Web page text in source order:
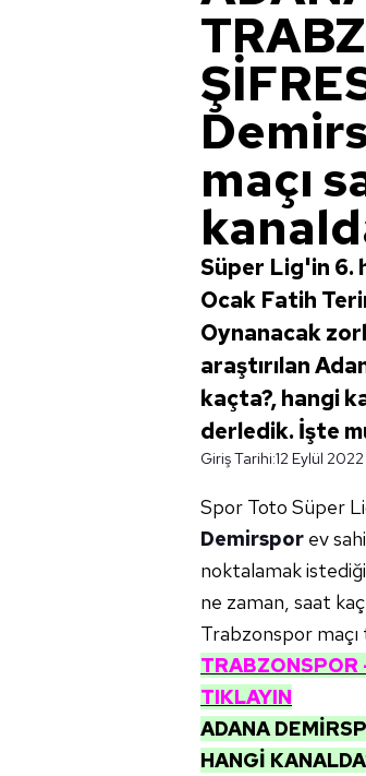
maçı
Süper Lig'in 6.
Ocak Fatih
Oynanacak
araştırılan
kaçta?, hangi
derledik. İşte
Giriş Tarihi:12 Eylül
Spor Toto Süper
Demirspor ev
noktalamak
ne zaman, saat
Trabzonspor maçı
TRABZONSPOR
TIKLAYIN
ADANA
HANGİ